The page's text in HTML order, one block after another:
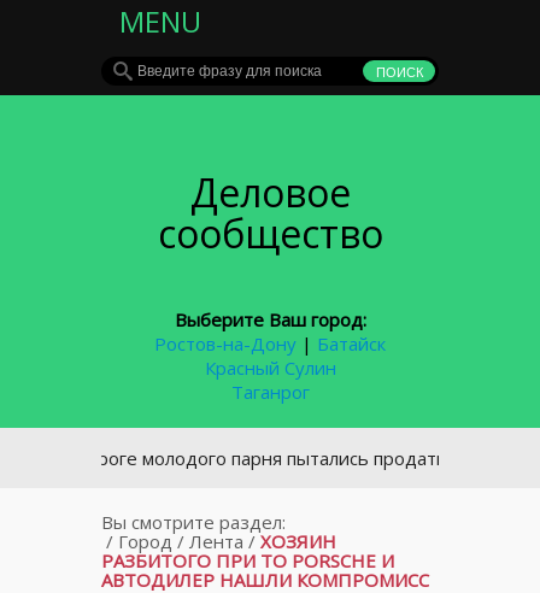
MENU
Деловое
сообщество
Выберите Ваш город:
Ростов-на-Дону | Батайск
Красный Сулин
Таганрог
молодого парня пытались продать на органы за
Вы смотрите раздел:
/ Город/ Лента / ХОЗЯИН
РАЗБИТОГО ПРИ ТО PORSCHE И
АВТОДИЛЕР НАШЛИ КОМПРОМИСС